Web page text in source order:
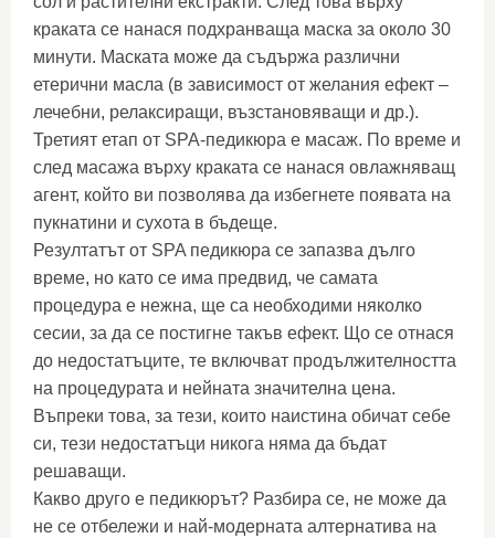
краката се нанася подхранваща маска за около 30
минути. Маската може да съдържа различни
етерични масла (в зависимост от желания ефект –
лечебни, релаксиращи, възстановяващи и др.).
Третият етап от SPA-педикюра е масаж. По време и
след масажа върху краката се нанася овлажняващ
агент, който ви позволява да избегнете появата на
пукнатини и сухота в бъдеще.
Резултатът от SPA педикюра се запазва дълго
време, но като се има предвид, че самата
процедура е нежна, ще са необходими няколко
сесии, за да се постигне такъв ефект. Що се отнася
до недостатъците, те включват продължителността
на процедурата и нейната значителна цена.
Въпреки това, за тези, които наистина обичат себе
си, тези недостатъци никога няма да бъдат
решаващи.
Какво друго е педикюрът? Разбира се, не може да
не се отбележи и най-модерната алтернатива на